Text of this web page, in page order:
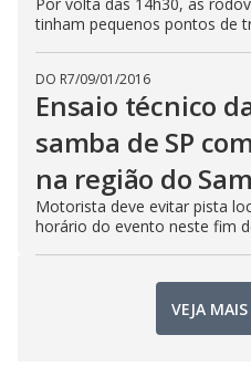
tinham pequenos pontos de
DO R7/09/01/2016
Ensaio técnico
samba de SP
na região do
Motorista deve evitar pista
horário do evento neste fim
VEJA